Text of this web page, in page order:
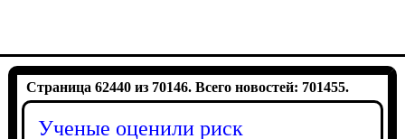
Страница 62440 из 70146. Всего новостей: 701455.
Ученые оценили риск